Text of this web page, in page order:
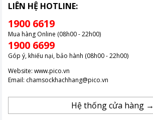
LIÊN HỆ HOTLINE:
1900 6619
Mua hàng Online (08h00 - 22h00)
1900 6699
Góp ý, khiếu nại, bảo hành (08h00 - 22h00)
Website: www.pico.vn
Email: chamsockhachhang@pico.vn
Hệ thống cửa hàng →